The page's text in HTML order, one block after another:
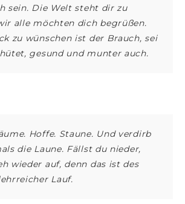
sein. Die Welt steht dir zu
alle möchten dich begrüßen.
zu wünschen ist der Brauch, sei
gesund und munter auch.
Hoffe. Staune. Und verdirb
die Laune. Fällst du nieder,
wieder auf, denn das ist des
Lauf.